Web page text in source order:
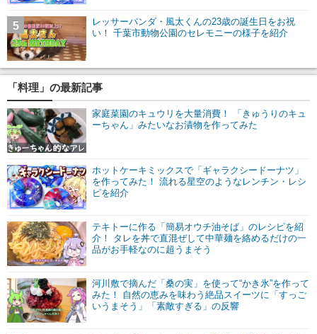
レッサーパンダ・風太くんの23歳の誕生日をお祝
い！ 千葉市動物公園のセレモニーの様子を紹介
5
「料理」の最新記事
家庭菜園のキュウリを大量消費！ 「きゅうりのキュ
ーちゃん」みたいなお漬物を作ってみた
ホットケーキミックスで「ギャラクシードーナツ」
を作ってみた！ 流れる星空のようなレンチン・レシ
ピを紹介
テキトーに作る「簡易オウチ油そば」のレシピを紹
介！ タレを丼で直混ぜして中華麺を絡めるだけの一
品がお手軽なのに超うまそう
河川敷で摘んだ「桑の実」を使って“かき氷”を作って
みた！ 自然の恵みを味わう絶品スイーツに「すっご
いうまそう」「素敵すぎる」の反響